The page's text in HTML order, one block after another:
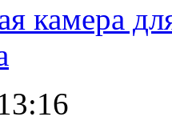
камера